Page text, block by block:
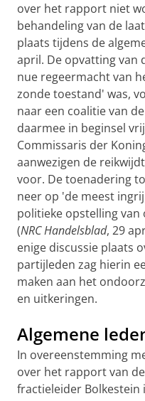
over het rapport niet
behandeling van de
plaats tijdens de
april. De opvatting van
nue regeermacht van
zonde toe­­stand' was,
naar een coali­tie van
daarmee in begin­sel
Com­missaris der
aanwezigen de
voor. De toenadering
neer op 'de meest
poli­tieke opstelling
(NRC Handelsblad, 29
enige discus­sie plaats
partijleden zag hierin
maken aan het
en uitkeringen.
Algemene
In overeenstemming
over het rap­port van
fractieleider Bol­kestein